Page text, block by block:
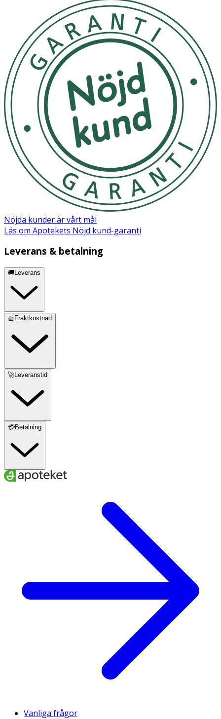
200 mg **
Kalium 1000 mg 50
Magnesium
Kalcium 50 mg 6
Rekommenderat Dagligt Intag, ** = RDI ej fastställd
Innehåll
Kalium (trikaliumcitrat), magnesium (magnesiumcitrat),
natriumklorid, kalcium (kalciumlaktat).
Nöjda kunder är vårt mål
Läs om Apotekets Nöjd kund-garanti
Leverans & betalning
🚚Leverans
🧺Fraktkostnad
🚀Leveranstid
💳Betalning
Vanliga frågor